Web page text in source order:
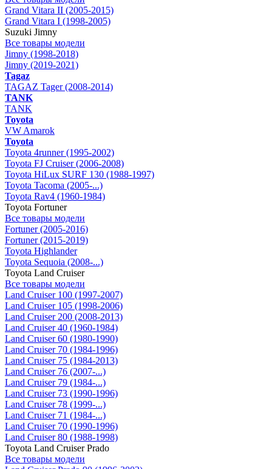
Grand Vitara II (2005-2015)
Grand Vitara I (1998-2005)
Suzuki Jimny
Все товары модели
Jimny (1998-2018)
Jimny (2019-2021)
Tagaz
TAGAZ Tager (2008-2014)
TANK
TANK
Toyota
VW Amarok
Toyota
Toyota 4runner (1995-2002)
Toyota FJ Cruiser (2006-2008)
Toyota HiLux SURF 130 (1988-1997)
Toyota Tacoma (2005-...)
Toyota Rav4 (1960-1984)
Toyota Fortuner
Все товары модели
Fortuner (2005-2016)
Fortuner (2015-2019)
Toyota Highlander
Toyota Sequoia (2008-...)
Toyota Land Cruiser
Все товары модели
Land Cruiser 100 (1997-2007)
Land Cruiser 105 (1998-2006)
Land Cruiser 200 (2008-2013)
Land Cruiser 40 (1960-1984)
Land Cruiser 60 (1980-1990)
Land Cruiser 70 (1984-1996)
Land Cruiser 75 (1984-2013)
Land Cruiser 76 (2007-...)
Land Cruiser 79 (1984-...)
Land Cruiser 73 (1990-1996)
Land Cruiser 78 (1999-...)
Land Cruiser 71 (1984-...)
Land Cruiser 70 (1990-1996)
Land Cruiser 80 (1988-1998)
Toyota Land Cruiser Prado
Все товары модели